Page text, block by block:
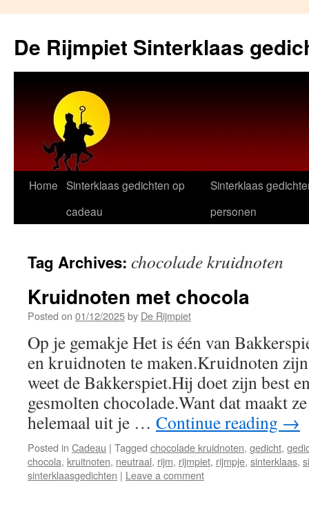
content
De Rijmpiet Sinterklaas
Home Sinterklaas gedichten op
cadeau
Sinterklaas
personen
Tag Archives: chocolade kruidnoten
Kruidnoten met chocola
Posted on 01/12/2025by De Rijmpiet
Op je gemakje Het is één van
en kruidnoten te maken.Kruidnoten
weet de Bakkerspiet.Hij doet zijn best
gesmolten chocolade.Want dat maakt
helemaal uit je … Continue reading →
Posted in Cadeau | Tagged chocolade kruidnoten, gedicht,
chocola, kruitnoten, neutraal, rijm, rijmpiet, rijmpje, sinterklaas,
sinterklaasgedichten | Leave a comment